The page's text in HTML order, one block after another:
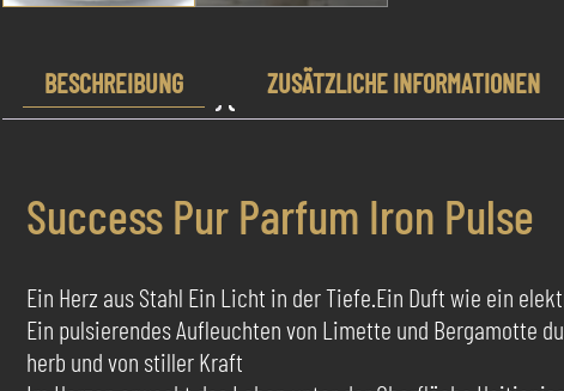
BESCHREIBUNG ZUSÄTZLICHE INFORMATIONEN
Success Pur Parfum Iron Pulse
Ein Herz aus Stahl Ein Licht in der Tiefe.Ein Duft wie ein
Ein pulsierendes Aufleuchten von Limette und Bergamotte
herb und von stiller Kraft